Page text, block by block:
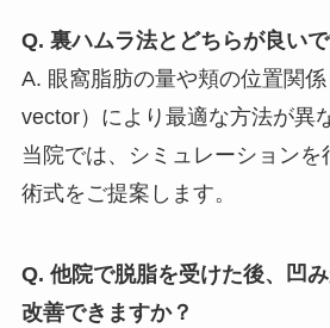
Q. 裏ハムラ法とどちらが良い
A. 眼窩脂肪の量や頬の位置関
vector）により最適な方法が異
当院では、シミュレーションを
術式をご提案します。
Q. 他院で脱脂を受けた後、凹み
改善できますか？